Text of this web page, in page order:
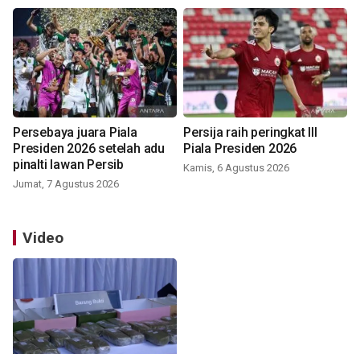
Persebaya juara Piala
Presiden 2026 setelah adu
pinalti lawan Persib
Jumat, 7 Agustus 2026
Persija raih peringkat III
Piala Presiden 2026
Kamis, 6 Agustus 2026
Video